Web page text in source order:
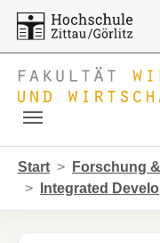
Start
Forschung
Integrated